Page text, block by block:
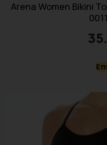
Arena Women Bikini